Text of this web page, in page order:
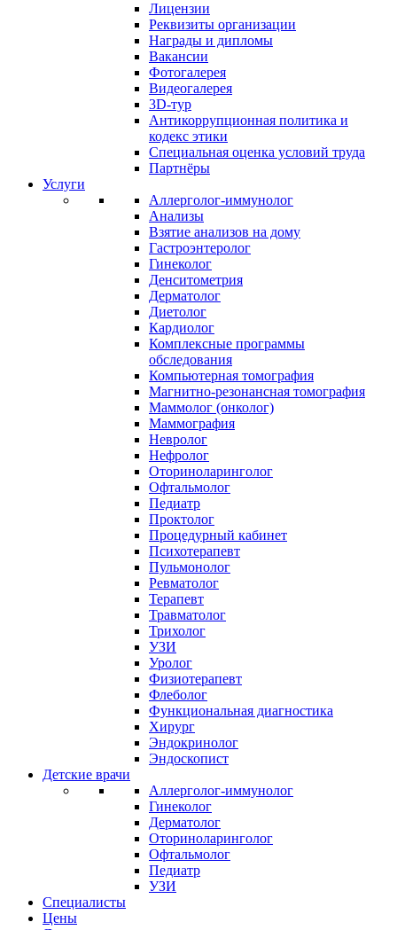
Лицензии
Реквизиты организации
Награды и дипломы
Вакансии
Фотогалерея
Видеогалерея
3D-тур
Антикоррупционная политика и
кодекс этики
Специальная оценка условий труда
Партнёры
Услуги
Аллерголог-иммунолог
Анализы
Взятие анализов на дому
Гастроэнтеролог
Гинеколог
Денситометрия
Дерматолог
Диетолог
Кардиолог
Комплексные программы
обследования
Компьютерная томография
Магнитно-резонансная томография
Маммолог (онколог)
Маммография
Невролог
Нефролог
Оториноларинголог
Офтальмолог
Педиатр
Проктолог
Процедурный кабинет
Психотерапевт
Пульмонолог
Ревматолог
Терапевт
Травматолог
Трихолог
УЗИ
Уролог
Физиотерапевт
Флеболог
Функциональная диагностика
Хирург
Эндокринолог
Эндоскопист
Детские врачи
Аллерголог-иммунолог
Гинеколог
Дерматолог
Оториноларинголог
Офтальмолог
Педиатр
УЗИ
Специалисты
Цены